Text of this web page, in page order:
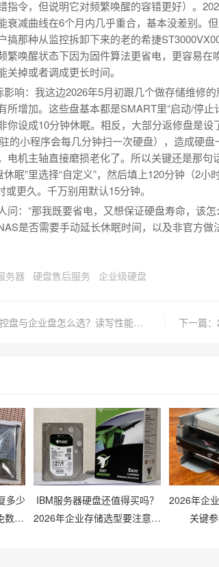
指令，但说明它对频繁唤醒的容错更好）。
衰减曲线在6个月内几乎重合，基本没差别。
搞那种从监控拆卸下来的老的希捷
繁唤醒状态下因为固件算法更省电，更容易在
掉或者调成更长时间。
影响：我这边2026年5月初跟几个做存储维修
所增加。这些盘基本都是SMART里“启动/停
你设成10分钟休眠。相反，大部分返修盘是
的小程序会每几分钟扫一次硬盘），造成硬盘
电机主轴直接磨损老化了。所以关键还是那句
眠”里选择“自定义”，然后填上120分钟（2
更久。千万别用默认15分钟。
问：“那我既要省电，又想保证硬盘寿命，该
是否需要手动延长休眠时间，以及非官方做
务器 硬盘售后服务 企业级硬盘
上一篇：2026年5月监控盘与企业盘怎么选？读写性能与寿命差异解析
多少
数据
IBM服务器硬盘还值得买吗？
2026年企业存储选型要注意什
2026年企
关键